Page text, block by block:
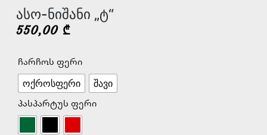
ასო-ნიშანი „ტ“
550,00 ₾
ჩარჩოს ფერი
ოქროსფერი შავი
პასპარტუს ფერი